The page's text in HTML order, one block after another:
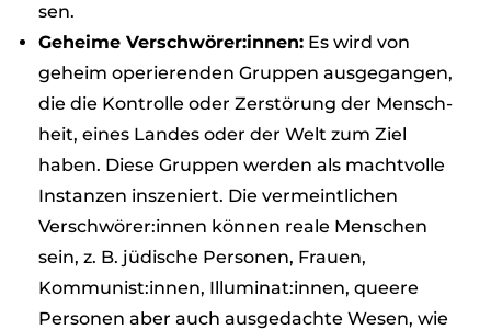
sen.
Geheime Verschwörer:innen: Es wird von
geheim ope­rie­ren­den Grup­pen aus­ge­gan­gen,
die die Kon­trolle oder Zer­stö­rung der Mensch­
heit, eines Lan­des oder der Welt zum Ziel
haben. Diese Grup­pen wer­den als macht­volle
Instan­zen insze­niert. Die ver­meint­li­chen
Verschwörer:innen kön­nen reale Men­schen
sein, z. B. jüdi­sche Per­so­nen, Frauen,
Kommunist:innen, Illuminat:innen, que­ere
Per­so­nen aber auch aus­ge­dachte Wesen, wie